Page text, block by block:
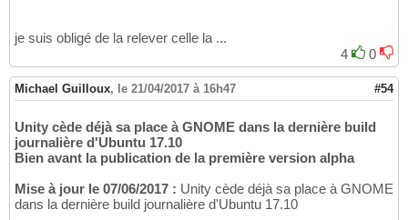
je suis obligé de la relever celle la ...
4
0
Michael Guilloux, le 21/04/2017 à 16h47 #54
Unity cède déjà sa place à GNOME dans la dernière build
journalière d'Ubuntu 17.10
Bien avant la publication de la première version alpha
Mise à jour le 07/06/2017 : Unity cède déjà sa place à GNOME
dans la dernière build journalière d'Ubuntu 17.10